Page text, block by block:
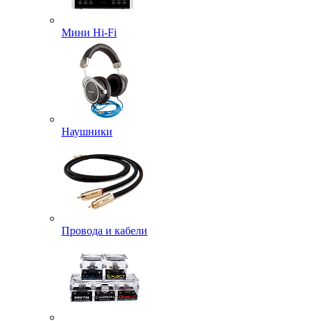
Мини Hi-Fi
Наушники
Провода и кабели